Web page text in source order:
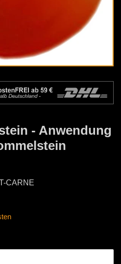
- Anwendung
CARNE